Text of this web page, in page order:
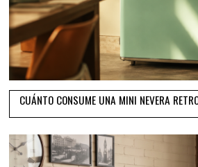
CUÁNTO CONSUME UNA MINI NEVERA